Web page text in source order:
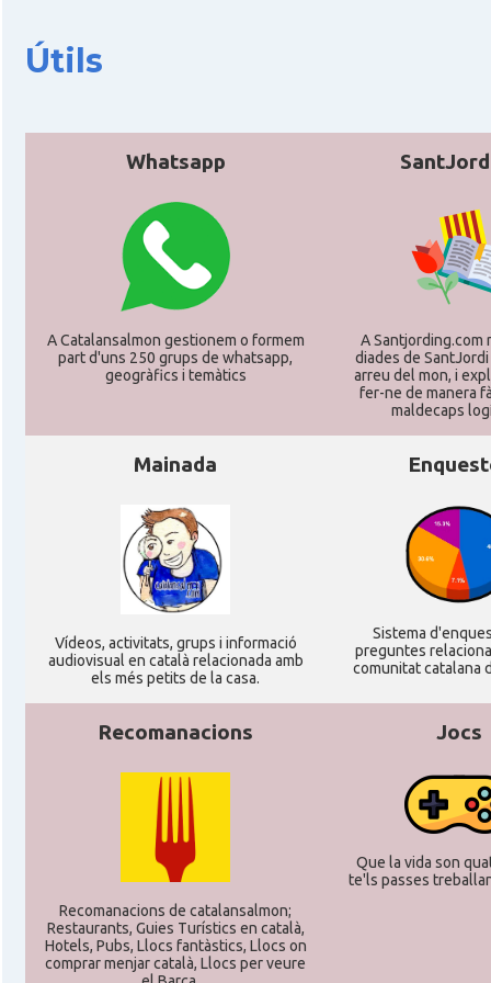
CAMON
CAMON Catalans a Mainz
CAMON Catalans a MÜNCHEN
CAMON Catalans a OLDENBURG
Catalans a Stuttgart
CAMON Catalans a TRIER
CAMON CATALANS A TÜBINGEN
Associació Catalana d'Essen E.V. /
Associació Catalana d'Hamburg "El
Casal Català de Frankfurt
Casal Casal Català de Stuttgart, Stuttcat
Útils
Whatsapp
A Catalansalmon gestionem o formem
part d'uns 250 grups de whatsapp,
geogràfics i temàtics
A Santjording.com
diades de
arreu del mon, i
fer-ne de manera
maldecaps
Mainada
Ví­deos, activitats, grups i informació
audiovisual en català relacionada amb
els més petits de la casa.
Sistema
preguntes
comunitat catalana
Recomanacions
Recomanacions de catalansalmon;
Restaurants, Guies Turístics en català,
Hotels, Pubs, Llocs fantàstics, Llocs on
comprar menjar català, Llocs per veure
Jocs
Que la vida son
te'ls passes